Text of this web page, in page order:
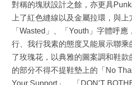
對稱的塊狀設計之餘，亦更具
上了紅色縫線以及金屬拉環，與上
「Wasted」、「Youth」字體呼
行、我行我素的態度又能展示聯乘
了玫瑰花，以典雅的圖案調和鞋
的部分不得不提鞋墊上的「No